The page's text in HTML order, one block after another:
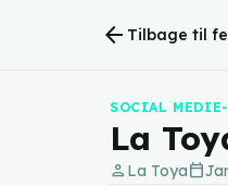
arrow_back Tilbage til
SOCIAL
La
person La Toyacalendar_today